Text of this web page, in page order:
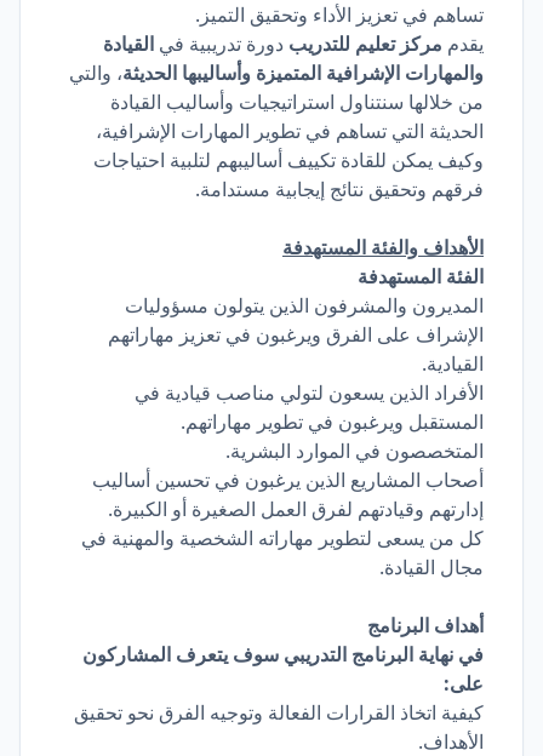
تساهم في تعزيز الأداء وتحقيق التميز.
يقدم مركز تعليم للتدريب دورة تدريبية في القيادة
والمهارات الإشرافية المتميزة وأساليبها الحديثة، والتي
من خلالها سنتناول استراتيجيات وأساليب القيادة
الحديثة التي تساهم في تطوير المهارات الإشرافية،
وكيف يمكن للقادة تكييف أساليبهم لتلبية احتياجات
فرقهم وتحقيق نتائج إيجابية مستدامة.
الأهداف والفئة المستهدفة
الفئة المستهدفة
المديرون والمشرفون الذين يتولون مسؤوليات
الإشراف على الفرق ويرغبون في تعزيز مهاراتهم
القيادية.
الأفراد الذين يسعون لتولي مناصب قيادية في
المستقبل ويرغبون في تطوير مهاراتهم.
المتخصصون في الموارد البشرية.
أصحاب المشاريع الذين يرغبون في تحسين أساليب
إدارتهم وقيادتهم لفرق العمل الصغيرة أو الكبيرة.
كل من يسعى لتطوير مهاراته الشخصية والمهنية في
مجال القيادة.
أهداف البرنامج
في نهاية البرنامج التدريبي سوف يتعرف المشاركون
على:
كيفية اتخاذ القرارات الفعالة وتوجيه الفرق نحو تحقيق
الأهداف.